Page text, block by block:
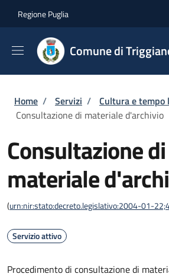
Regione Puglia
Comune di
Briciole di pane
Home / Servizi / Cultura e tempo
Consultazione di materiale d'archivio
Consultazione di
materiale
(urn:nir:stato:decreto.legislativo:2004-01-
Servizio attivo
Procedimento di consultazione di